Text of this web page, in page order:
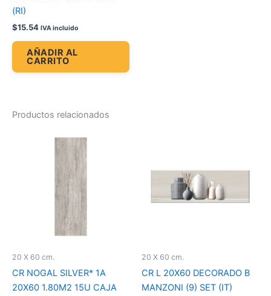
(RI)
$15.54 IVA incluido
AÑADIR AL
CARRITO
Productos relacionados
20 X 60 cm.
CR NOGAL SILVER* 1A
20X60 1.80M2 15U CAJA
20 X 60 cm.
CR L 20X60 DECORADO B
MANZONI (9) SET (IT)